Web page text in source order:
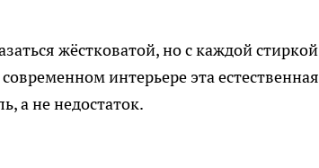
жёстковатой, но с каждой стиркой
интерьере эта естественная
а не недостаток.